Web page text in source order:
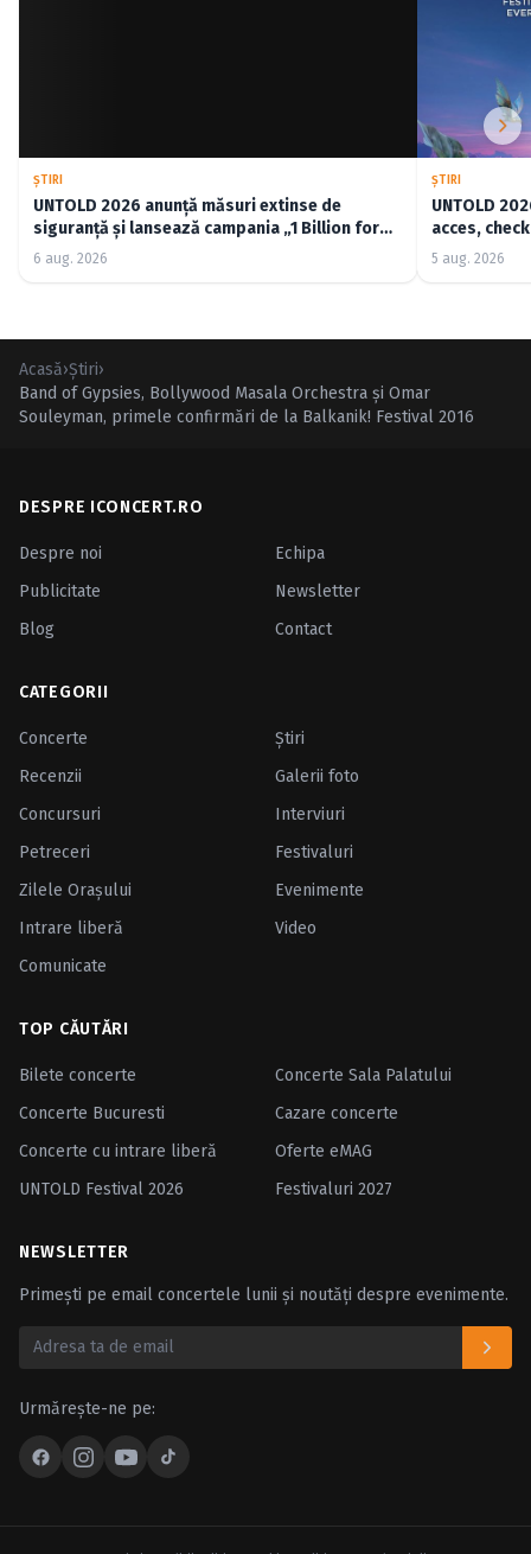
ŞTIRI
UNTOLD 2026 anunță măsuri extinse de
siguranță și lansează campania „1 Billion for
Good”
6 aug. 2026
ŞTIRI
UNTOLD
acces,
5 aug. 2026
Acasă›Ştiri›
Band of Gypsies, Bollywood Masala Orchestra și Omar
Souleyman, primele confirmări de la Balkanik! Festival 2016
DESPRE ICONCERT.RO
Despre noi
Echipa
Publicitate
Newsletter
Blog
Contact
CATEGORII
Concerte
Ştiri
Recenzii
Galerii foto
Concursuri
Interviuri
Petreceri
Festivaluri
Zilele Oraşului
Evenimente
Intrare liberă
Video
Comunicate
TOP CĂUTĂRI
Bilete concerte
Concerte Sala Palatului
Concerte Bucuresti
Cazare concerte
Concerte cu intrare liberă
Oferte eMAG
UNTOLD Festival 2026
Festivaluri 2027
NEWSLETTER
Primești pe email concertele lunii și noutăți despre evenimente.
Urmărește-ne pe: